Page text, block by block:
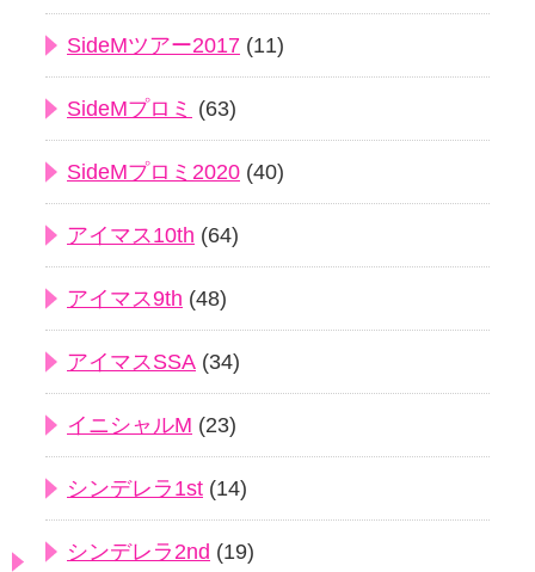
SideMツアー2017 (11)
SideMプロミ (63)
SideMプロミ2020 (40)
アイマス10th (64)
アイマス9th (48)
アイマスSSA (34)
イニシャルM (23)
シンデレラ1st (14)
シンデレラ2nd (19)